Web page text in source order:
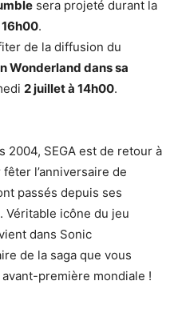
sera projeté durant la
.
de la diffusion du
Wonderland dans sa
2 juillet à 14h00.
2004, SEGA est de retour à
l’anniversaire de
passés depuis ses
Véritable icône du jeu
dans Sonic
de la saga que vous
première mondiale !